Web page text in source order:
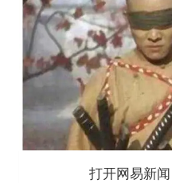
打开网易新